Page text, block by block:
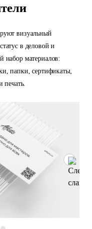
визуальный
в деловой и
набор материалов:
папки, сертификаты,
печать.